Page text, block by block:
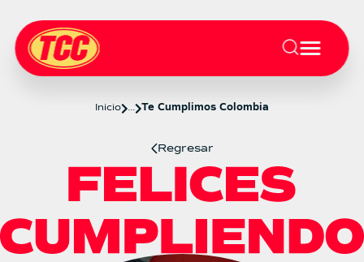
Inicio ... Te Cumplimos Colombia
Regresar
Te Cumplimos Colombia